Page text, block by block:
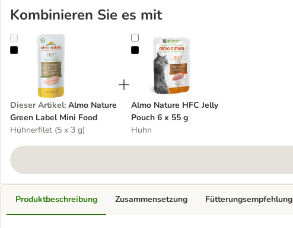
Kombinieren Sie es mit
Almo Nature Green Label Mini Food
Dieser Artikel: Almo Nature
Green Label Mini Food
Hühnerfilet (5 x 3 g)
Almo Nature HFC Jelly Pouch 6 x 55 g
Almo Nature HFC Jelly
Pouch 6 x 55 g
Huhn
Produktbeschreibung Zusammensetzung Fütterungsempfehlung